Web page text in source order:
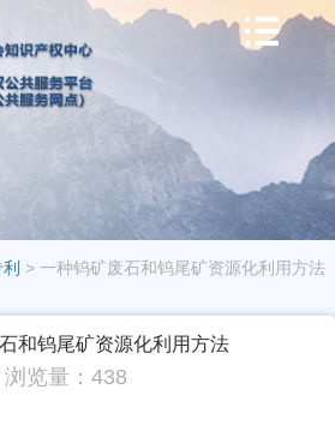

> 一种钨矿废石和钨尾矿资源化利用方法
和钨尾矿资源化利用方法
浏览量：438